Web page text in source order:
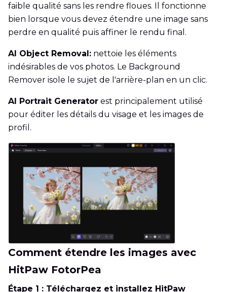
faible qualité sans les rendre floues. Il fonctionne
bien lorsque vous devez étendre une image sans
perdre en qualité puis affiner le rendu final.
AI Object Removal: nettoie les éléments
indésirables de vos photos. Le Background
Remover isole le sujet de l'arrière-plan en un clic.
AI Portrait Generator est principalement utilisé
pour éditer les détails du visage et les images de
profil.
Comment étendre les images avec
HitPaw FotorPea
Étape 1 : Téléchargez et installez HitPaw